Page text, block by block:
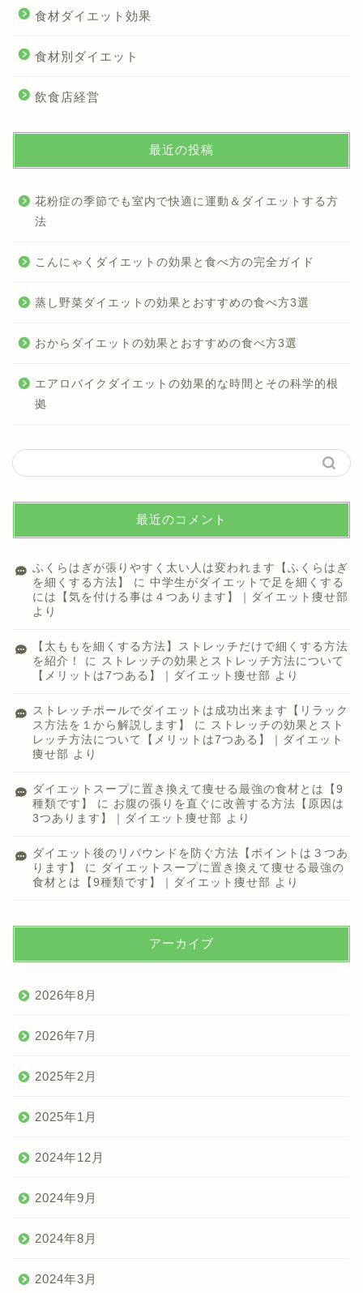
食材ダイエット効果
食材別ダイエット
飲食店経営
最近の投稿
花粉症の季節でも室内で快適に運動＆ダイエットする方
法
こんにゃくダイエットの効果と食べ方の完全ガイド
蒸し野菜ダイエットの効果とおすすめの食べ方3選
おからダイエットの効果とおすすめの食べ方3選
エアロバイクダイエットの効果的な時間とその科学的根
拠
最近のコメント
ふくらはぎが張りやすく太い人は変われます【ふくらはぎ
を細くする方法】
に 中学生がダイエットで足を細くする
には【気を付ける事は４つあります】｜ダイエット痩せ部
より
【太ももを細くする方法】ストレッチだけで細くする方法
を紹介！
に ストレッチの効果とストレッチ方法について
【メリットは7つある】｜ダイエット痩せ部 より
ストレッチポールでダイエットは成功出来ます【リラック
ス方法を１から解説します】
に ストレッチの効果とスト
レッチ方法について【メリットは7つある】｜ダイエット
痩せ部 より
ダイエットスープに置き換えて痩せる最強の食材とは【9
種類です】
に お腹の張りを直ぐに改善する方法【原因は
3つあります】｜ダイエット痩せ部 より
ダイエット後のリバウンドを防ぐ方法【ポイントは３つあ
ります】
に ダイエットスープに置き換えて痩せる最強の
食材とは【9種類です】｜ダイエット痩せ部 より
アーカイブ
2026年8月
2026年7月
2025年2月
2025年1月
2024年12月
2024年9月
2024年8月
2024年3月